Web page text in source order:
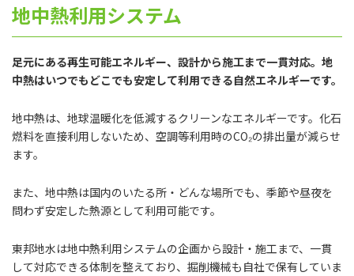
地中熱利用システム
足元にある再生可能エネルギー、設計から施工まで一貫対応。地
中熱はいつでもどこでも安定して利用できる自然エネルギーです。
地中熱は、地球温暖化を低減するクリーンなエネルギーです。化石
燃料を直接利用しないため、空調等利用時のCO₂の排出量が減らせ
ます。
また、地中熱は国内のいたる所・どんな場所でも、季節や昼夜を
問わず安定した熱源として利用可能です。
東邦地水は地中熱利用システムの企画から設計・施工まで、一貫
して対応できる体制を整えており、掘削機械も自社で保有していま